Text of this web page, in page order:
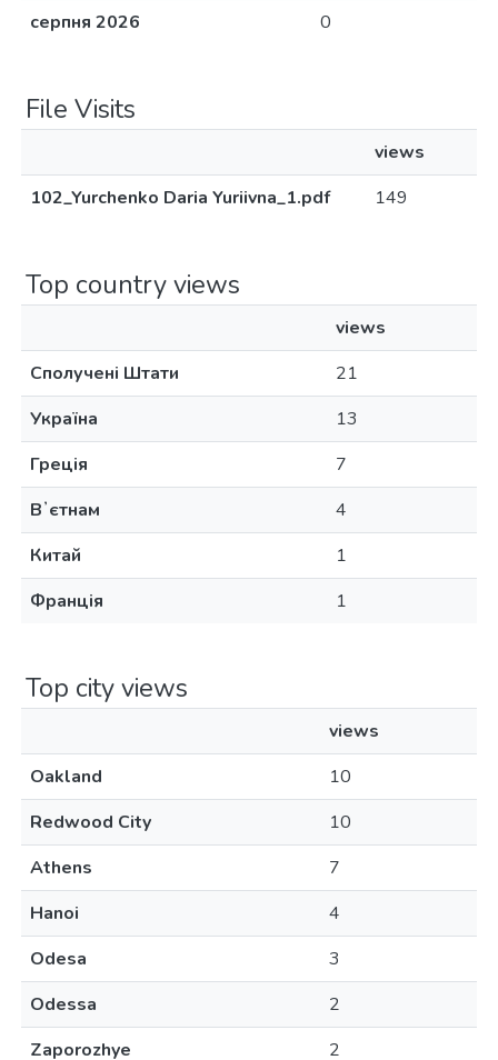
серпня 2026
0
File Visits
views
102_Yurchenko Daria Yuriivna_1.pdf
149
Top country views
views
Сполучені Штати
21
Україна
13
Греція
7
Вʼєтнам
4
Китай
1
Франція
1
Top city views
views
Oakland
10
Redwood City
10
Athens
7
Hanoi
4
Odesa
3
Odessa
2
Zaporozhye
2